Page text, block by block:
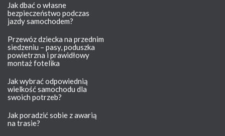
Jak dbać o własne
bezpieczeństwo podczas
jazdy samochodem?
Przewóz dziecka na przednim
siedzeniu – pasy, poduszka
powietrzna i prawidłowy
montaż fotelika
Jak wybrać odpowiednią
wielkość samochodu dla
swoich potrzeb?
Jak poradzić sobie z awarią
na trasie?